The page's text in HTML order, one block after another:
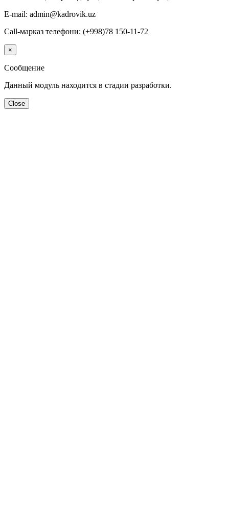
E-mail: admin@kadrovik.uz
Call-марказ телефони: (+998)78 150-11-72
×
Сообщение
Данный модуль находится в стадии разработки.
Close